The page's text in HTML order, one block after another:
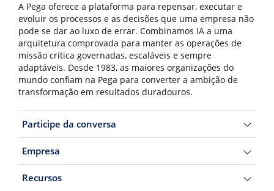
A Pega oferece a plataforma para repensar, executar e
evoluir os processos e as decisões que uma empresa não
pode se dar ao luxo de errar. Combinamos IA a uma
arquitetura comprovada para manter as operações de
missão crítica governadas, escaláveis e sempre
adaptáveis. Desde 1983, as maiores organizações do
mundo confiam na Pega para converter a ambição de
transformação em resultados duradouros.
Participe da conversa
Empresa
Recursos